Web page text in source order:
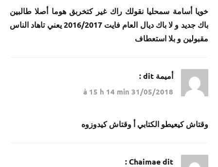
خويا أسامة سمحليا نقولك راك غير كتخربق هوما أصلا طالبين
باك جديد و لا باك ديال العام فايت 2016/2017 يعني تاهاد الناس
مقبولين و بلا استعطاف
أميمة dit :
31/05/2018 à 15 h 14 min
وقتاش كيعيطو الكتابي أ وقتاش كيدوزوه
Chaimaedit :